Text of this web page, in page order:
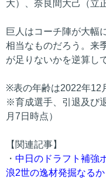
大）、奈良間大己（立
巨人はコーチ陣が大幅
相当なものだろう。来
が足りないかを逆算し
※表の年齢は2022年12
※育成選手、引退及び
月7日時点）
【関連記事】
・ 中日のドラフト補強
浪2世の逸材発掘なるか